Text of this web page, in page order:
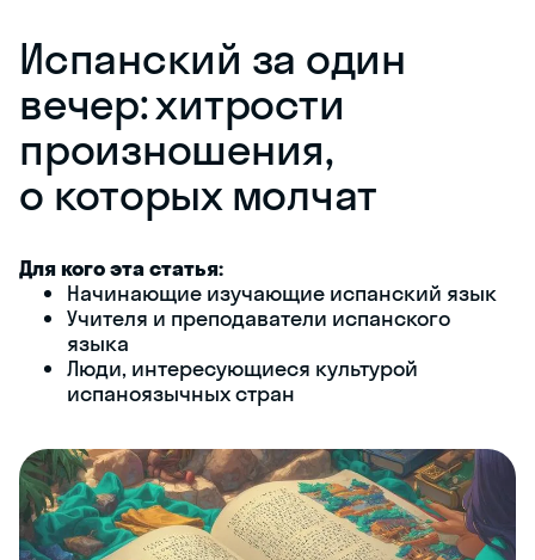
Испанский за один
вечер: хитрости
произношения,
о которых молчат
Для кого эта статья:
Начинающие изучающие испанский язык
Учителя и преподаватели испанского
языка
Люди, интересующиеся культурой
испаноязычных стран